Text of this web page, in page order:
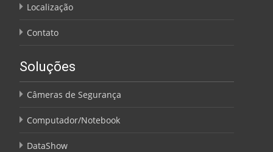
Localização
Contato
Soluções
Câmeras de Segurança
Computador/Notebook
DataShow